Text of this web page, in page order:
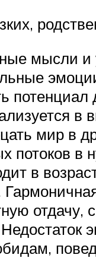
мысли и
мир в
потоков в
в